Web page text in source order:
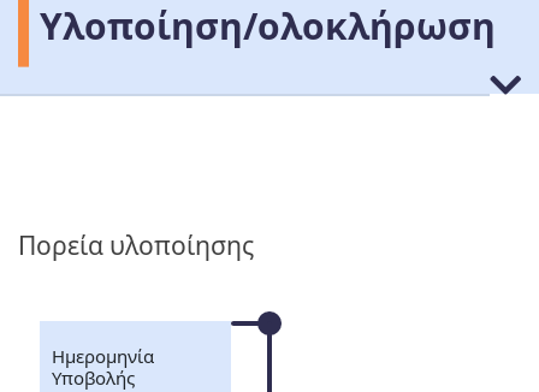
Υλοποίηση/ολοκλήρωση
Πορεία υλοποίησης
Ημερομηνία
Υποβολής